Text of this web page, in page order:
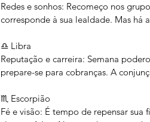
Redes e sonhos: Recomeço nos
corresponde à sua lealdade. Mas há
♎ Libra
Reputação e carreira: Semana
prepare-se para cobranças. A
♏ Escorpião
Fé e visão: É tempo de repensar